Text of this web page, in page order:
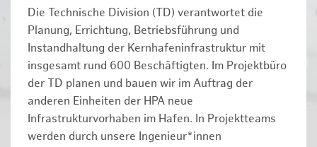
Die Technische Division (TD) verantwortet die
Planung, Errichtung, Betriebsführung und
Instandhaltung der Kernhafeninfrastruktur mit
insgesamt rund 600 Beschäftigten. Im Projektbüro
der TD planen und bauen wir im Auftrag der
anderen Einheiten der HPA neue
Infrastrukturvorhaben im Hafen. In Projektteams
werden durch unsere Ingenieur*innen